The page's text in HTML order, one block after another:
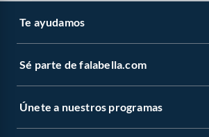
Te ayudamos
Sé parte de falabella.com
Únete a nuestros programas